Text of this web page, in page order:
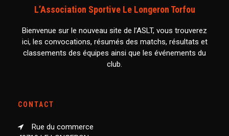
L’Association Sportive Le Longeron Torfou
Bienvenue sur le nouveau site de l’ASLT, vous trouverez
ici, les convocations, résumés des matchs, résultats et
classements des équipes ainsi que les événements du
club.
CONTACT
Rue du commerce